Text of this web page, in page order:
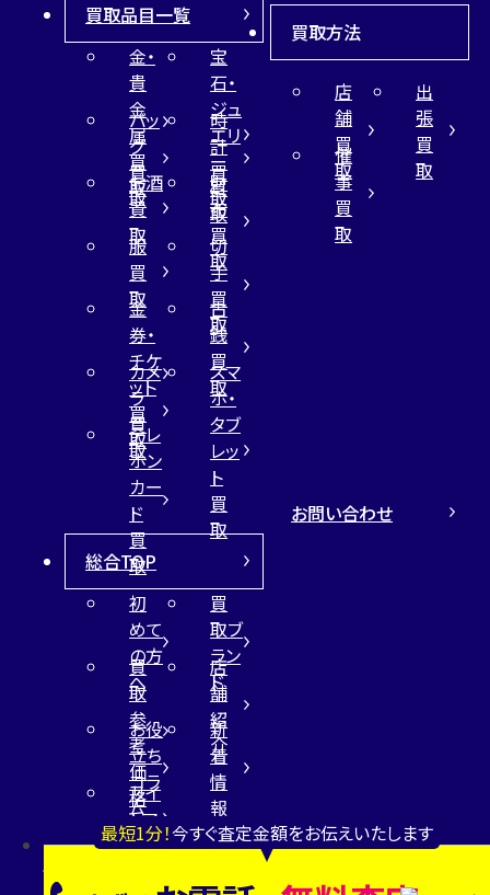
最短1分！今すぐ査定金額をお伝えいたします
買取品目一覧
金・
貴
金
属
買
取
宝
石・
ジュ
エリ
ー
買
取
バッ
グ
買
取
時
計
買
取
お酒
買
取
財
布
買
取
服
買
取
切
手
買
取
金
券・
チケ
ット
買
取
古
銭
買
取
カメ
ラ
買
取
スマ
ホ・
タブ
レッ
ト
買
取
テレ
ホン
カー
ド
買
取
買取方法
店
舗
買
取
出
張
買
取
催
事
買
取
総合TOP
初
めて
の方
へ
買
取ブ
ラン
ド
買
取
参
考
価
格
店
舗
紹
介
お役
立ち
コラ
ム
新
着
情
報
サイ
トマ
ップ
お問い合わせ
プライバシーポリシ
ー